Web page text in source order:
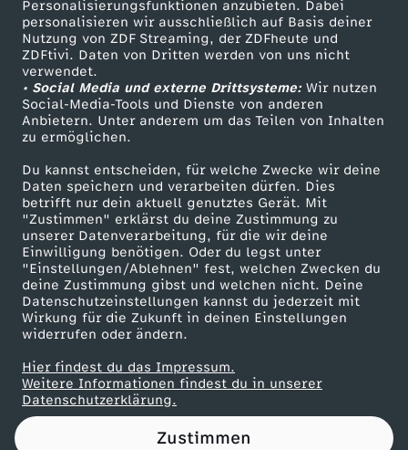
Personalisierungsfunktionen anzubieten. Dabei
personalisieren wir ausschließlich auf Basis deiner
Nutzung von ZDF Streaming, der ZDFheute und
ZDFtivi. Daten von Dritten werden von uns nicht
verwendet.
• Social Media und externe Drittsysteme:Wir nutzen
Social-Media-Tools und Dienste von anderen
Anbietern. Unter anderem um das Teilen von Inhalten
zu ermöglichen.
Du kannst entscheiden, für welche Zwecke wir deine
Daten speichern und verarbeiten dürfen. Dies
betrifft nur dein aktuell genutztes Gerät. Mit
"Zustimmen" erklärst du deine Zustimmung zu
unserer Datenverarbeitung, für die wir deine
Einwilligung benötigen. Oder du legst unter
"Einstellungen/Ablehnen" fest, welchen Zwecken du
deine Zustimmung gibst und welchen nicht. Deine
Datenschutzeinstellungen kannst du jederzeit mit
Wirkung für die Zukunft in deinen Einstellungen
widerrufen oder ändern.
Hier findest du das Impressum.
Weitere Informationen findest du in unserer
Datenschutzerklärung.
Zustimmen
e
a
s
e
r
ZDF Unternehmen
Karriere
ZDF goes Schule
Werbefernsehen
Mainzelmännchen
Partner